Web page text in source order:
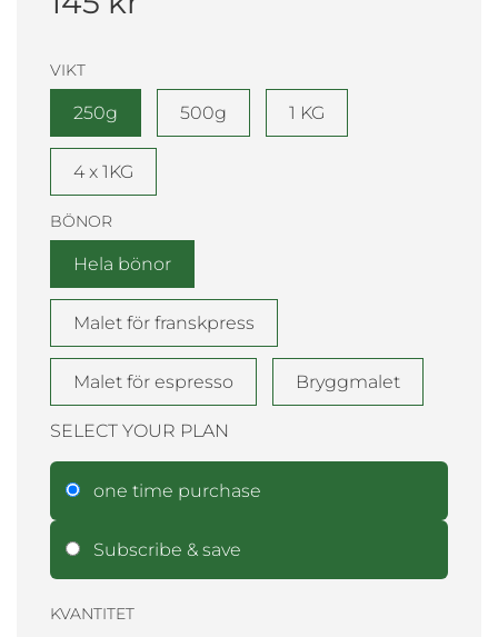
VIKT
250g 500g 1 KG
4 x 1KG
BÖNOR
Hela bönor
Malet för franskpress
Malet för espresso Bryggmalet
SELECT YOUR PLAN
one time purchase
Subscribe & save
KVANTITET